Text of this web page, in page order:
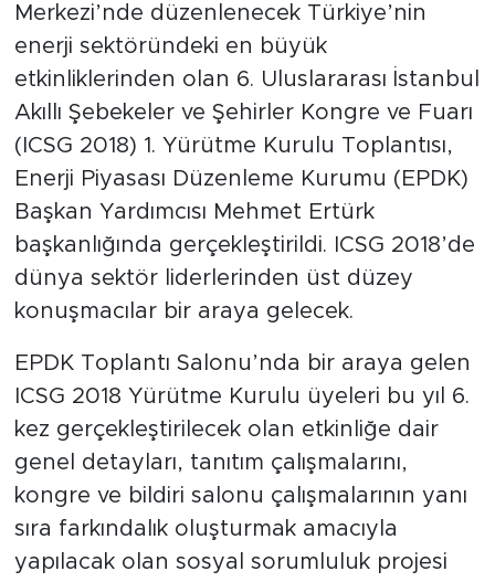
Merkezi’nde düzenlenecek Türkiye’nin
enerji sektöründeki en büyük
etkinliklerinden olan 6. Uluslararası İstanbul
Akıllı Şebekeler ve Şehirler Kongre ve Fuarı
(ICSG 2018) 1. Yürütme Kurulu Toplantısı,
Enerji Piyasası Düzenleme Kurumu (EPDK)
Başkan Yardımcısı Mehmet Ertürk
başkanlığında gerçekleştirildi. ICSG 2018’de
dünya sektör liderlerinden üst düzey
konuşmacılar bir araya gelecek.
EPDK Toplantı Salonu’nda bir araya gelen
ICSG 2018 Yürütme Kurulu üyeleri bu yıl 6.
kez gerçekleştirilecek olan etkinliğe dair
genel detayları, tanıtım çalışmalarını,
kongre ve bildiri salonu çalışmalarının yanı
sıra farkındalık oluşturmak amacıyla
yapılacak olan sosyal sorumluluk projesi